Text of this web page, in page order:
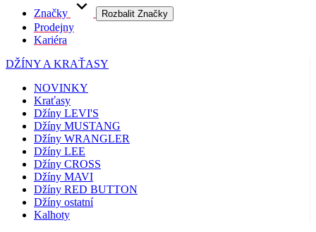
Značky Rozbalit Značky
Prodejny
Kariéra
DŽÍNY A KRAŤASY
NOVINKY
Kraťasy
Džíny LEVI'S
Džíny MUSTANG
Džíny WRANGLER
Džíny LEE
Džíny CROSS
Džíny MAVI
Džíny RED BUTTON
Džíny ostatní
Kalhoty